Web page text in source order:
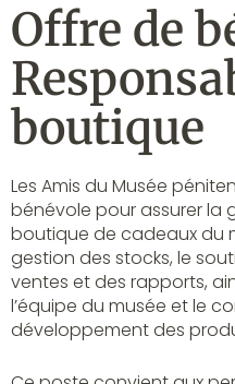
Offre de
boutique
Les Amis du Musée
bénévole pour assurer la
boutique de cadeaux du
gestion des stocks, le
ventes et des rapports,
l’équipe du musée et le
développement des